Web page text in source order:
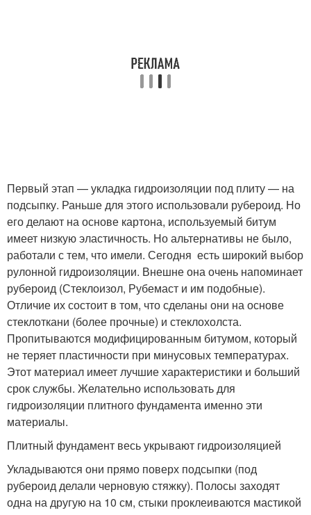
Первый этап — укладка гидроизоляции под плиту — на
подсыпку. Раньше для этого использовали рубероид. Но
его делают на основе картона, используемый битум
имеет низкую эластичность. Но альтернативы не было,
работали с тем, что имели. Сегодня есть широкий выбор
рулонной гидроизоляции. Внешне она очень напоминает
рубероид (Стеклоизол, Рубемаст и им подобные).
Отличие их состоит в том, что сделаны они на основе
стеклоткани (более прочные) и стеклохолста.
Пропитываются модифицированным битумом, который
не теряет пластичности при минусовых температурах.
Этот материал имеет лучшие характеристики и больший
срок службы. Желательно использовать для
гидроизоляции плитного фундамента именно эти
материалы.
Плитный фундамент весь укрывают гидроизоляцией
Укладываются они прямо поверх подсыпки (под
рубероид делали черновую стяжку). Полосы заходят
одна на другую на 10 см, стыки проклеиваются мастикой